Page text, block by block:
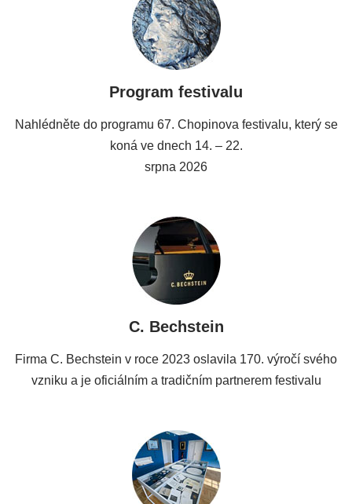
Program festivalu
Nahlédněte do programu 67. Chopinova festivalu, který se
koná ve dnech 14. – 22.
srpna 2026
C. Bechstein
Firma C. Bechstein v roce 2023 oslavila 170. výročí svého
vzniku a je oficiálním a tradičním partnerem festivalu